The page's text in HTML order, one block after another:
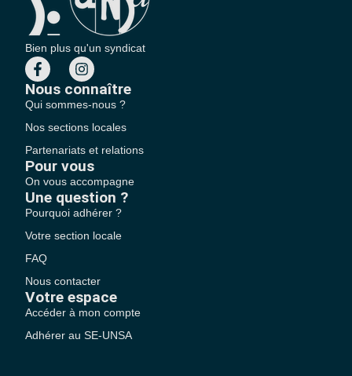
Bien plus qu'un syndicat
Nous connaître
Qui sommes-nous ?
Nos sections locales
Partenariats et relations
Pour vous
On vous accompagne
Une question ?
Pourquoi adhérer ?
Votre section locale
FAQ
Nous contacter
Votre espace
Accéder à mon compte
Adhérer au SE-UNSA